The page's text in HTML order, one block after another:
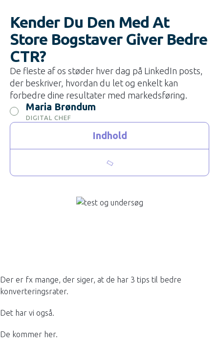
Kender Du Den Med At
Store Bogstaver Giver Bedre
CTR?
De fleste af os støder hver dag på LinkedIn posts,
der beskriver, hvordan du let og enkelt kan
forbedre dine resultater med markedsføring.
Maria Brøndum
DIGITAL CHEF
Indhold
Der er fx mange, der siger, at de har 3 tips til bedre
konverteringsrater.
Det har vi også.
De kommer her.